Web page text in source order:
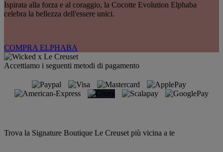
Ispirata alla forza e al coraggio, la Cocotte Evolution Elphaba
celebra la bellezza dell'essere unici.
COMPRA ELPHABA
Accettiamo i seguenti metodi di pagamento
Trova la Signature Boutique Le Creuset più vicina a te